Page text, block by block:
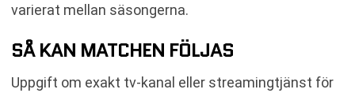
varierat mellan säsongerna.
SÅ KAN MATCHEN FÖLJAS
Uppgift om exakt tv-kanal eller streamingtjänst för